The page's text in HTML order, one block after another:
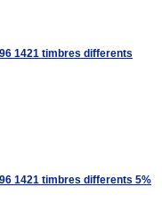
1421 timbres differents
1421 timbres differents 5%